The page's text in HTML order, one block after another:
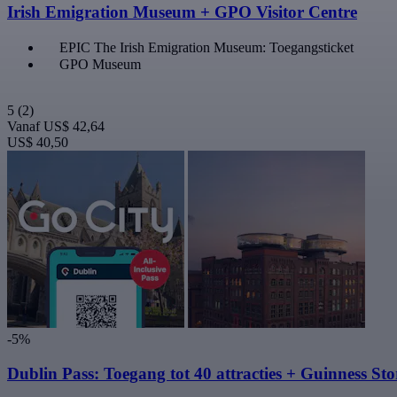
Irish Emigration Museum + GPO Visitor Centre
EPIC The Irish Emigration Museum: Toegangsticket
GPO Museum
5 (2)
Vanaf US$ 42,64
US$ 40,50
-5%
Dublin Pass: Toegang tot 40 attracties + Guinness